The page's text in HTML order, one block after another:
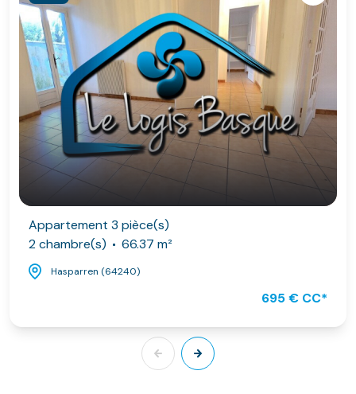
Appartement 3 pièce(s)
2 chambre(s)
66.37 m²
Hasparren (64240)
695 € CC*